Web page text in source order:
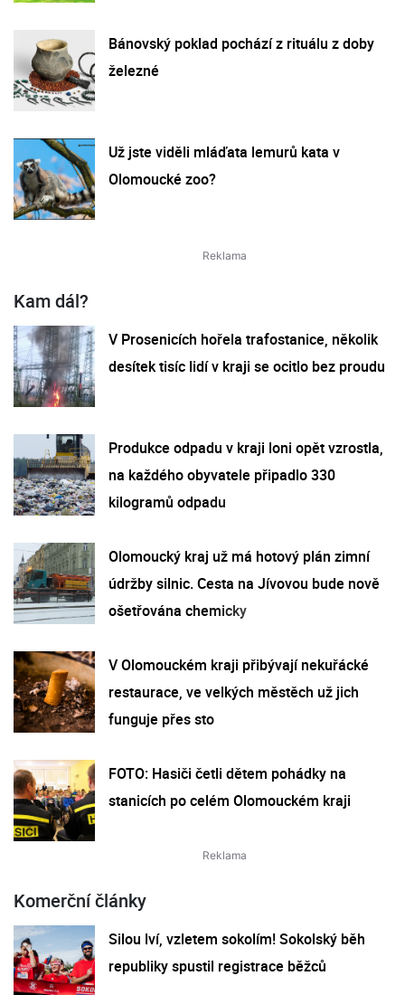
Bánovský poklad pochází z rituálu z doby
železné
Už jste viděli mláďata lemurů kata v
Olomoucké zoo?
Kam dál?
V Prosenicích hořela trafostanice, několik
desítek tisíc lidí v kraji se ocitlo bez proudu
Produkce odpadu v kraji loni opět vzrostla,
na každého obyvatele připadlo 330
kilogramů odpadu
Olomoucký kraj už má hotový plán zimní
údržby silnic. Cesta na Jívovou bude nově
ošetřována chemicky
V Olomouckém kraji přibývají nekuřácké
restaurace, ve velkých městěch už jich
funguje přes sto
FOTO: Hasiči četli dětem pohádky na
stanicích po celém Olomouckém kraji
Komerční články
Silou lví, vzletem sokolím! Sokolský běh
republiky spustil registrace běžců